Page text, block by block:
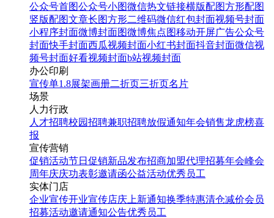
公众号首图公众号小图微信热文链接横版配图方形配图
竖版配图文章长图方形二维码微信红包封面视频号封面
小程序封面微博封面图微博焦点图移动开屏广告公众号
封面快手封面西瓜视频封面小红书封面抖音封面微信视
频号封面好看视频封面b站视频封面
办公印刷
宣传单1.8展架画册二折页三折页名片
场景
人力行政
人才招聘校园招聘兼职招聘放假通知年会销售龙虎榜喜
报
宣传营销
促销活动节日促销新品发布招商加盟代理招募年会峰会
周年庆庆功表彰邀请函公益活动优秀员工
实体门店
企业宣传开业宣传店庆 上新通知换季特惠清仓减价会员
招募活动邀请通知公告优秀员工